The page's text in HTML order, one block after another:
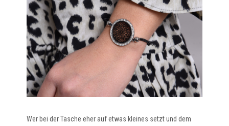
Wer bei der Tasche eher auf etwas kleines setzt und dem